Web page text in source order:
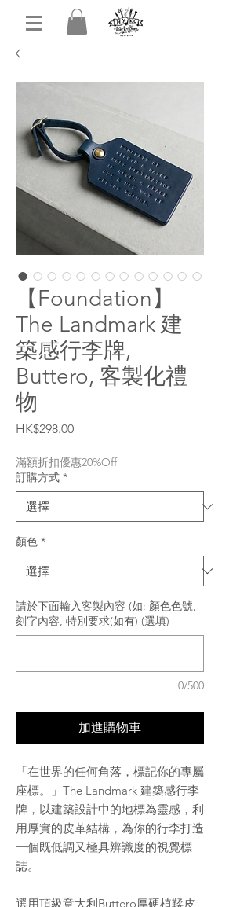
【Foundation】
The Landmark 建
築感行李牌,
Buttero, 客製化禮
物
HK$298.00價格
滿額折扣優惠20%Off
訂購方式 *
顏色 *
請於下面輸入客製內容 (如: 顏色色號,
刻字內容, 特別要求(如有) (選填)
0/500
加進購物車
「在世界的任何角落，標記你的專屬
座標。」The Landmark 建築感行李
牌，以建築設計中的地標為靈感，利
用厚實的皮革結構，為你的行李打造
一個既低調又極具辨識度的視覺標
誌。
選用頂級意大利Buttero厚硬植鞣皮